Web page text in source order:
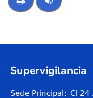
Supervigilancia
Sede Principal: Cl 24